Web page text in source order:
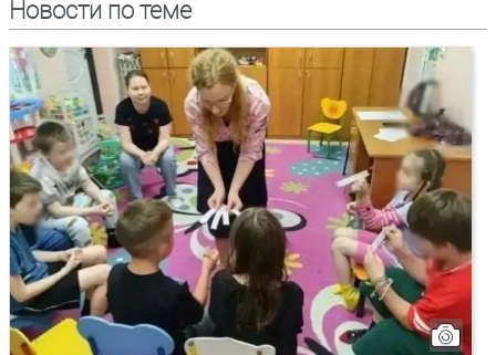
Новости по теме